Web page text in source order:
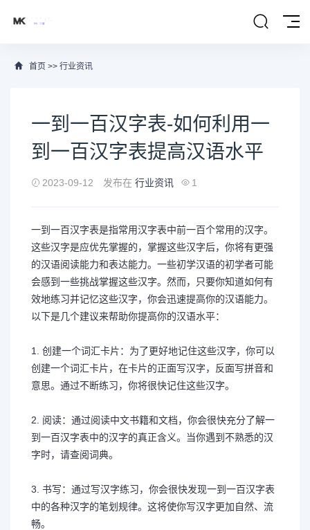
首页 >> 行业资讯
一到一百汉字表-如何利用一
到一百汉字表提高汉语水平
2023-09-12 发布在 行业资讯 1
一到一百汉字表是指常用汉字表中前一百个常用的汉字。
这些汉字是应优先掌握的，掌握这些汉字后，你将有更强
的汉语阅读能力和表达能力。一些初学汉语的初学者可能
会感到一些挑战掌握这些汉字。然而，只要你知道如何有
效地练习并记忆这些汉字，你会迅速提高你的汉语能力。
以下是几个建议来帮助你提高你的汉语水平：
1. 创建一个词汇卡片：为了更好地记住这些汉字，你可以
创建一个词汇卡片，在卡片的正面写汉字，反面写拼音和
意思。通过不断练习，你将很快记住这些汉字。
2. 阅读：通过阅读中文书籍和文档，你会很快充分了解一
到一百汉字表中的汉字的真正含义。当你遇到不熟悉的汉
字时，请查阅词典。
3. 书写：通过写汉字练习，你会很快发现一到一百汉字表
中的各种汉字的笔划规律。这将使你写汉字更加自然、流
畅。